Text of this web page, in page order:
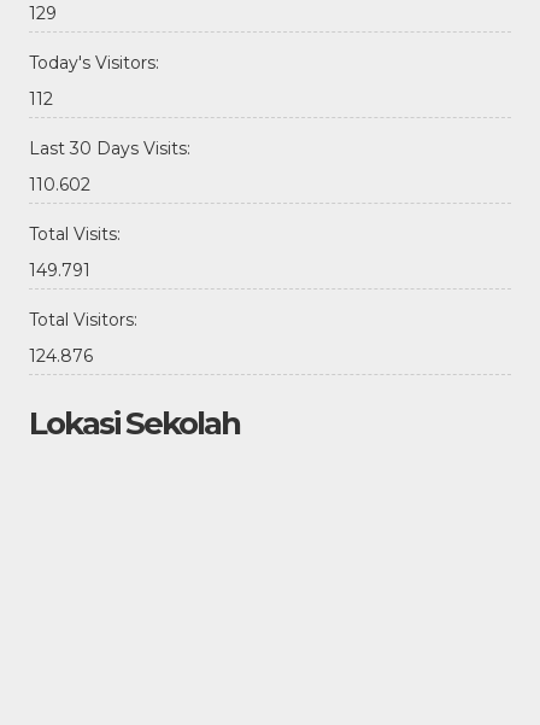
129
Today's Visitors:
112
Last 30 Days Visits:
110.602
Total Visits:
149.791
Total Visitors:
124.876
Lokasi Sekolah